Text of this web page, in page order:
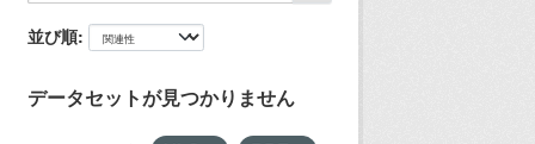
並び順
データセットが見つかりません